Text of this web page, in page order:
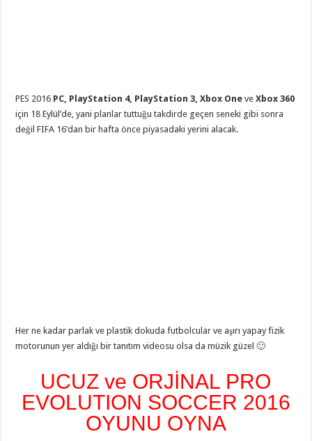
PES 2016 PC, PlayStation 4, PlayStation 3, Xbox One veXbox 360
için 18 Eylül’de, yani planlar tuttuğu takdirde geçen seneki gibi sonra
değil FIFA 16’dan bir hafta önce piyasadaki yerini alacak.
Her ne kadar parlak ve plastik dokuda futbolcular ve aşırı yapay fizik
motorunun yer aldığı bir tanıtım videosu olsa da müzik güzel 🙂
UCUZ ve ORJİNAL PRO
EVOLUTION SOCCER 2016
OYUNU OYNA